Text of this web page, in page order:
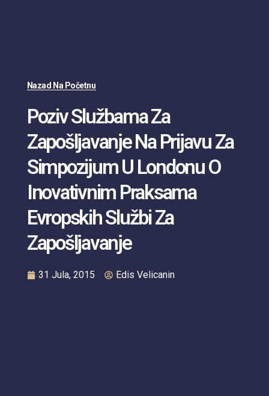
Nazad Na Početnu
Poziv Službama Za
Zapošljavanje Na Prijavu Za
Simpozijum U Londonu O
Inovativnim Praksama
Evropskih Službi Za
Zapošljavanje
31 Jula, 2015 Edis Velicanin